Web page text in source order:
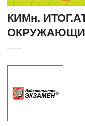
КИМн.